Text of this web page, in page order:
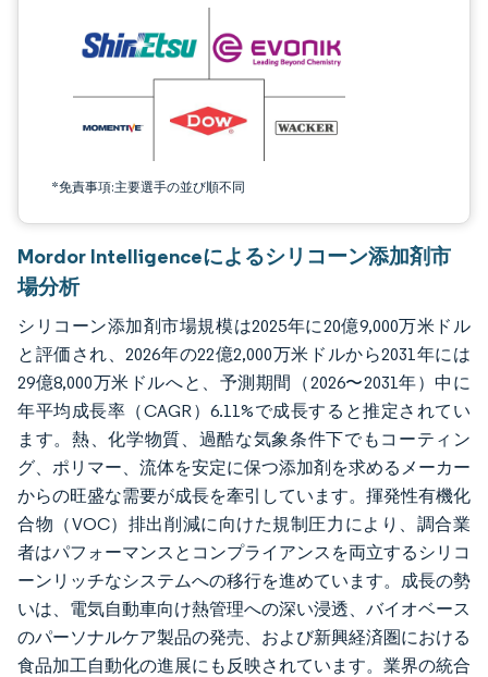
*免責事項:主要選手の並び順不同
Mordor Intelligenceによるシリコーン添加剤市
場分析
シリコーン添加剤市場規模は2025年に20億9,000万米ドル
と評価され、2026年の22億2,000万米ドルから2031年には
29億8,000万米ドルへと、予測期間（2026〜2031年）中に
年平均成長率（CAGR）6.11%で成長すると推定されてい
ます。熱、化学物質、過酷な気象条件下でもコーティン
グ、ポリマー、流体を安定に保つ添加剤を求めるメーカー
からの旺盛な需要が成長を牽引しています。揮発性有機化
合物（VOC）排出削減に向けた規制圧力により、調合業
者はパフォーマンスとコンプライアンスを両立するシリコ
ーンリッチなシステムへの移行を進めています。成長の勢
いは、電気自動車向け熱管理への深い浸透、バイオベース
のパーソナルケア製品の発売、および新興経済圏における
食品加工自動化の進展にも反映されています。業界の統合